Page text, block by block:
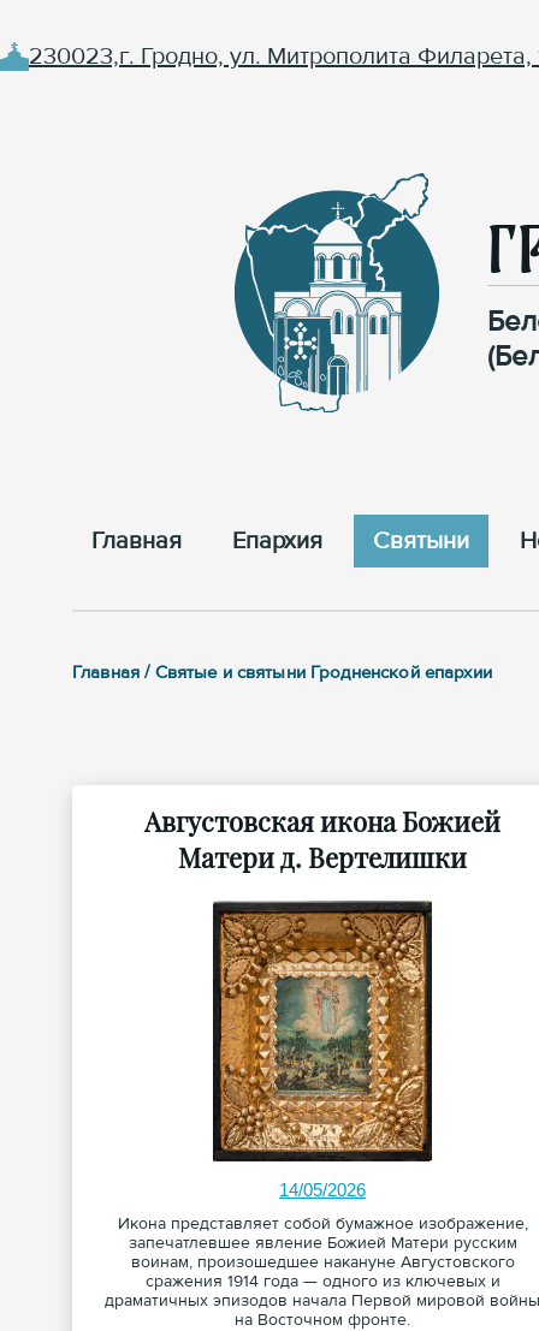
230023,г. Гродно, ул. Митрополита Филарета,
Главная Епархия Cвятыни
Главная / Святые и святыни Гродненской епархии
Августовская икона Божией
Матери д. Вертелишки
14/05/2026
Икона представляет собой бумажное изображение,
запечатлевшее явление Божией Матери русским
воинам, произошедшее накануне Августовского
сражения 1914 года — одного из ключевых и
драматичных эпизодов начала Первой мировой войны
на Восточном фронте.